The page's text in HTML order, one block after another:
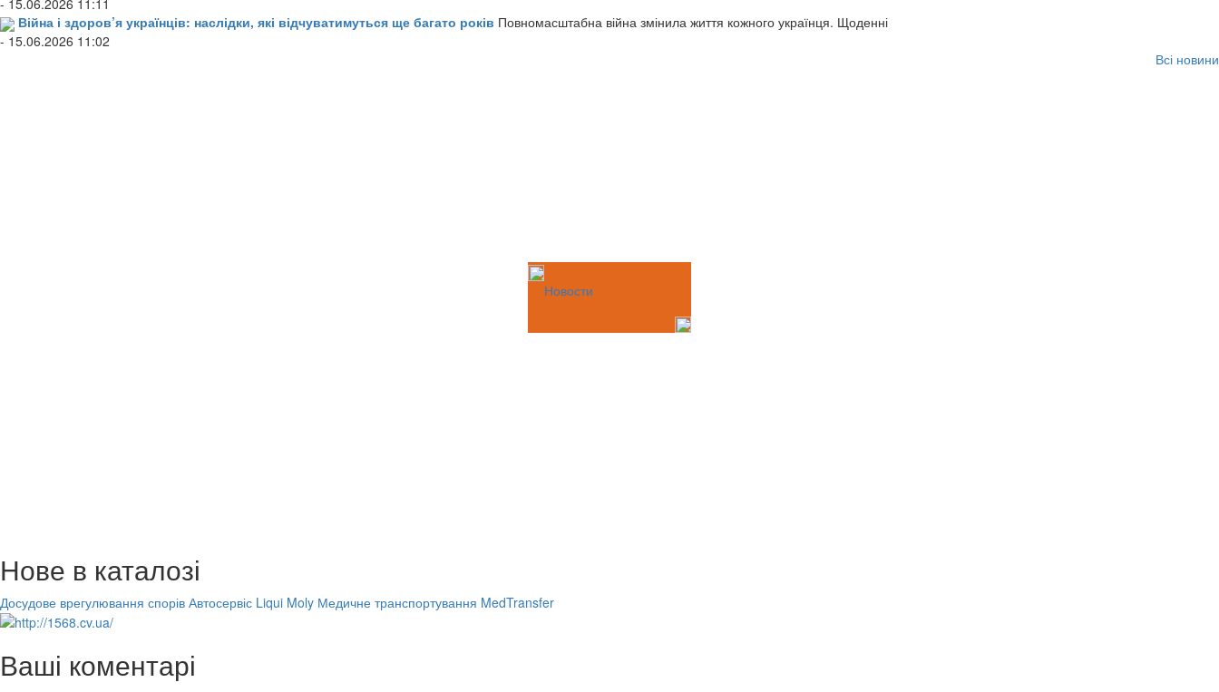
- 15.06.2026 11:11
Війна і здоров’я українців: наслідки, які відчуватимуться ще багато років Повномасштабна війна змінила життя кожного українця. Щоденні
- 15.06.2026 11:02
Всі новини
Новости
Нове в каталозі
Досудове врегулювання спорів Автосервіс Liqui Moly Медичне транспортування MedTransfer
Ваші коментарі